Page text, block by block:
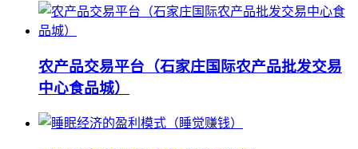
农产品交易平台（石家庄国际农产品批发交易
中心食品城）